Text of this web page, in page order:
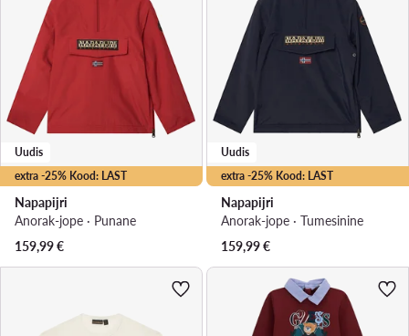
extra -25% Kood: LAST
Uudis
Napapijri
Anorak-jope · Punane
159,99€
extra -25% Kood: LAST
Uudis
Napapijri
Anorak-jope · Tumesinine
159,99€